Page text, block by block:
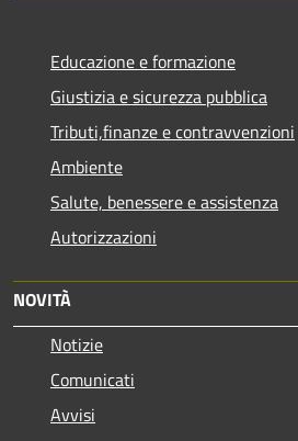
Educazione e formazione
Giustizia e sicurezza pubblica
Tributi,finanze e contravvenzioni
Ambiente
Salute, benessere e assistenza
Autorizzazioni
NOVITÀ
Notizie
Comunicati
Avvisi